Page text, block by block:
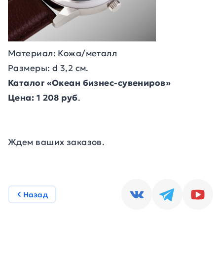
Материал: Кожа/металл
Размеры: d 3,2 см.
Каталог «Океан бизнес-сувениров»
Цена: 1 208 руб.
Ждем ваших заказов.
Назад